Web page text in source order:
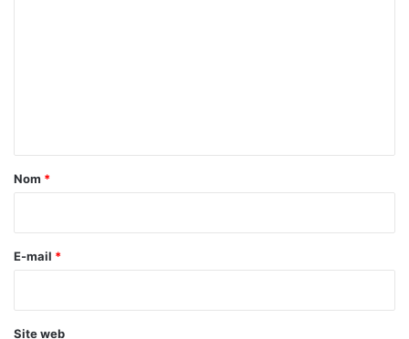
c
e
O
d
e
t
a
e
Nom *
E-mail *
Site web